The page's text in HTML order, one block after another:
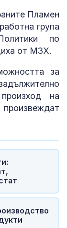
Пламен
група
по
от МЗХ.
за
на